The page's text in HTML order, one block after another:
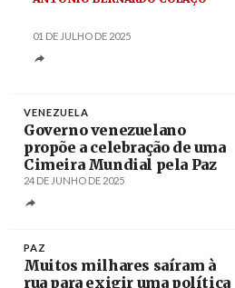
01 DE JULHO DE 2025
VENEZUELA
Governo venezuelano
propõe a celebração de uma
Cimeira Mundial pela Paz
24 DE JUNHO DE 2025
PAZ
Muitos milhares saíram à
rua para exigir uma política